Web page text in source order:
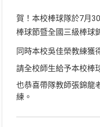
賀！本校棒球隊於7月
棒球節暨全國三級棒球
同時本校吳佳榮教練獲
請全校師生給予本校棒
也恭喜帶隊教師張錦龍
練。